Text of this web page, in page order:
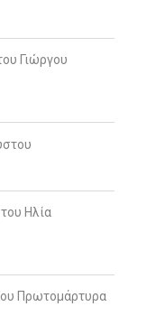
Γιώργου
Ηλία
Πρωτομάρτυρα